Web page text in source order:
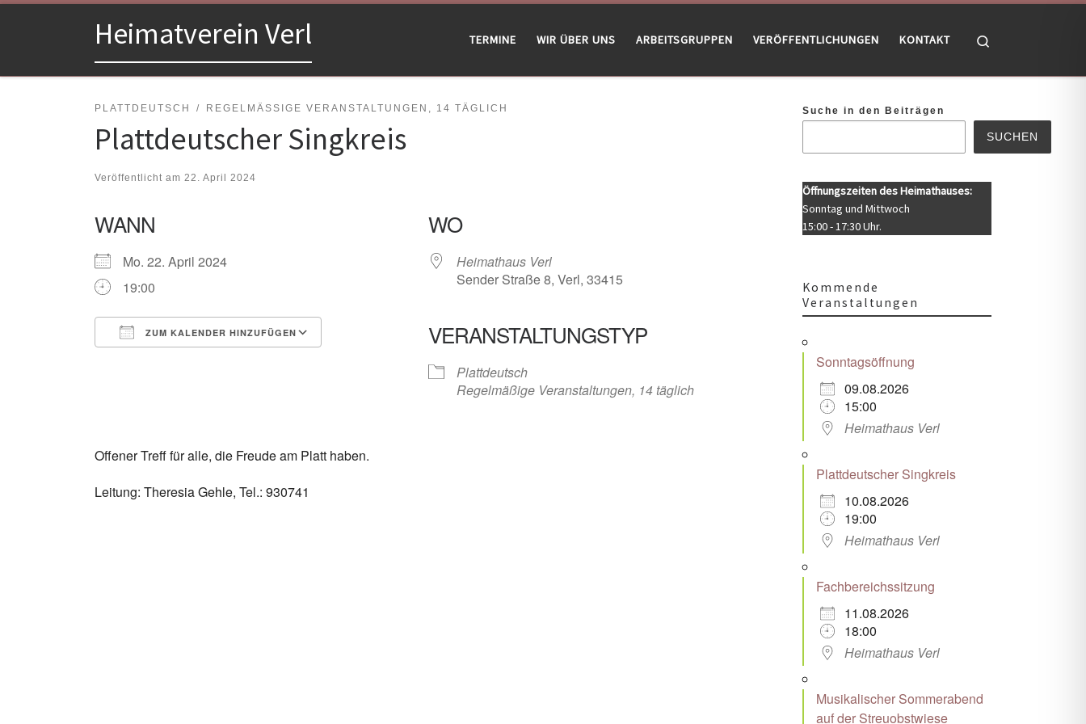
Zum Inhalt springenHeimatverein Verl TERMINE WIR ÜBER UNS ARBEITSGRUPPEN VERÖFFENTLICHUNGEN KONTAKT
PLATTDEUTSCH REGELMÄSSIGE VERANSTALTUNGEN, 14 TÄGLICH
Plattdeutscher Singkreis
Veröffentlicht am 22. April 2024
WANN
Mo. 22. April 2024
19:00
ZUM KALENDER HINZUFÜGEN
Google Kalender Office 365
WO
Heimathaus Verl
Sender Straße 8, Verl, 33415
VERANSTALTUNGSTYP
Plattdeutsch
Regelmäßige Veranstaltungen, 14 täglich
Offener Treff für alle, die Freude am Platt haben.
Leitung: Theresia Gehle, Tel.: 930741
Suche in den Beiträgen
SUCHEN
Öffnungszeiten des Heimathauses:
Sonntag und Mittwoch
15:00 - 17:30 Uhr.
Kommende
Veranstaltungen
Sonntagsöffnung
09.08.2026
15:00
Heimathaus Verl
Plattdeutscher Singkreis
10.08.2026
19:00
Heimathaus Verl
Fachbereichssitzung
11.08.2026
18:00
Heimathaus Verl
Musikalischer Sommerabend
auf der Streuobstwiese